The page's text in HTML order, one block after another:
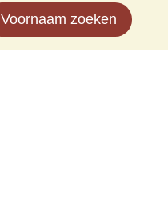
Voornaam zoeken